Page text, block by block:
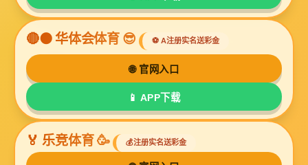
点击次数：1233次
发布日期：2023-11-01
分享到：
详情介绍